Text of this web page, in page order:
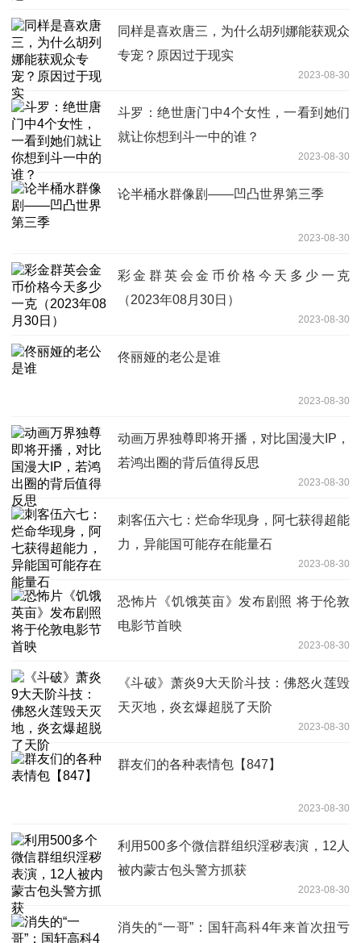
同样是喜欢唐三，为什么胡列娜能获观众
专宠？原因过于现实
2023-08-30
斗罗：绝世唐门中4个女性，一看到她们
就让你想到斗一中的谁？
2023-08-30
论半桶水群像剧——凹凸世界第三季
2023-08-30
彩金群英会金币价格今天多少一克
（2023年08月30日）
2023-08-30
佟丽娅的老公是谁
2023-08-30
动画万界独尊即将开播，对比国漫大IP，
若鸿出圈的背后值得反思
2023-08-30
刺客伍六七：烂命华现身，阿七获得超能
力，异能国可能存在能量石
2023-08-30
恐怖片《饥饿英亩》发布剧照 将于伦敦
电影节首映
2023-08-30
《斗破》萧炎9大天阶斗技：佛怒火莲毁
天灭地，炎玄爆超脱了天阶
2023-08-30
群友们的各种表情包【847】
2023-08-30
利用500多个微信群组织淫秽表演，12人
被内蒙古包头警方抓获
2023-08-30
消失的“一哥”：国轩高科4年来首次扭亏